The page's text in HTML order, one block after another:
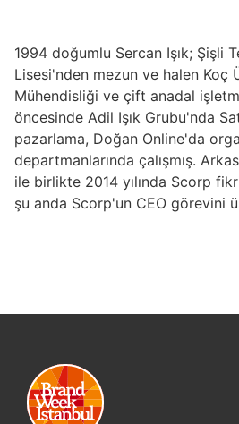
1994 doğumlu Sercan Işık; Şişli
Lisesi'nden mezun ve halen Koç
Mühendisliği ve çift anadal
öncesinde Adil Işık Grubu'nda
pazarlama, Doğan Online'da
departmanlarında çalışmış.
ile birlikte 2014 yılında Scorp
şu anda Scorp'un CEO görevini